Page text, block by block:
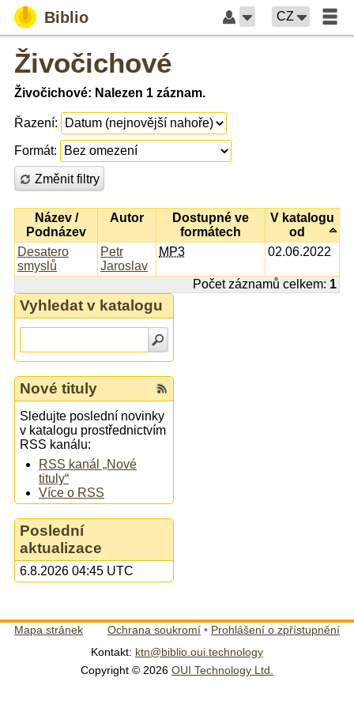
Biblio CZ
Živočichové
Živočichové: Nalezen 1 záznam.
Řazení:
Formát:
Změnit filtry
Název /
Podnázev
Autor
Dostupné ve
formátech
V katalogu
od
Desatero
smyslů
Petr
Jaroslav
MP3 02.06.2022
Počet záznamů celkem: 1
Vyhledat v katalogu
Nové tituly
Sledujte poslední novinky
v katalogu prostřednictvím
RSS kanálu:
RSS kanál „Nové
tituly“
Více o RSS
Poslední
aktualizace
6.8.2026 04:45 UTC
Mapa stránek Ochrana soukromí • Prohlášení o zpřístupnění
Kontakt: ktn@biblio.oui.technology
Copyright © 2026 OUI Technology Ltd.